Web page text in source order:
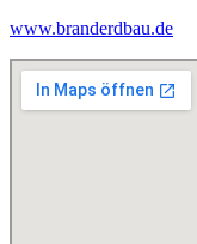
www.branderdbau.de